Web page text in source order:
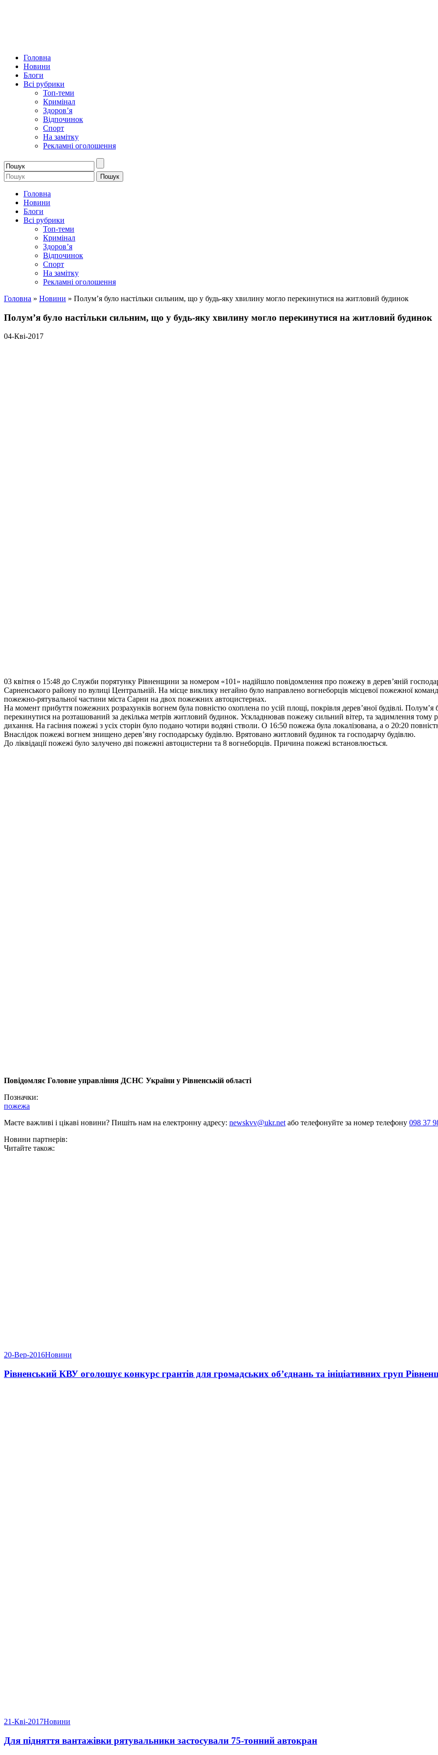
Головна
Новини
Блоги
Всі рубрики
Топ-теми
Кримінал
Здоров’я
Відпочинок
Спорт
На замітку
Рекламні оголошення
Головна
Новини
Блоги
Всі рубрики
Топ-теми
Кримінал
Здоров’я
Відпочинок
Спорт
На замітку
Рекламні оголошення
Головна » Новини » Полум’я було настільки сильним, що у будь-яку хвилину могло перекинутися на житловий будинок
Полум’я було настільки сильним, що у будь-яку хвилину могло перекинутися на житловий будинок
04-Кві-2017
03 квітня о 15:48 до Служби порятунку Рівненщини за номером «101» надійшло повідомлення про пожежу в дерев’яній
Сарненського району по вулиці Центральній. На місце виклику негайно було направлено вогнеборців місцевої пожежної
пожежно-рятувальної частини міста Сарни на двох пожежних автоцистернах.
На момент прибуття пожежних розрахунків вогнем була повністю охоплена по усій площі, покрівля дерев’яної будівлі.
перекинутися на розташований за декілька метрів житловий будинок. Ускладнював пожежу сильний вітер, та задимлення тому
дихання. На гасіння пожежі з усіх сторін було подано чотири водяні стволи. О 16:50 пожежа була локалізована, а о 20:20
Внаслідок пожежі вогнем знищено дерев’яну господарську будівлю. Врятовано житловий будинок та господарчу будівлю.
До ліквідації пожежі було залучено дві пожежні автоцистерни та 8 вогнеборців. Причина пожежі встановлюється.
Повідомляє Головне управління ДСНС України у Рівненській області
Позначки:
пожежа
Маєте важливі і цікаві новини? Пишіть нам на електронну адресу: newskvv@ukr.netабо телефонуйте за номер телефону 098 37
Новини партнерів:
Читайте також:
20-Вер-2016Новини
Рівненський КВУ оголошує конкурс грантів для громадських об’єднань та ініціативних груп
21-Кві-2017Новини
Для підняття вантажівки рятувальники застосували 75-тонний автокран